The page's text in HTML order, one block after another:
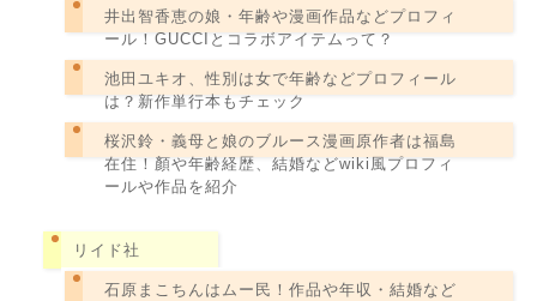
井出智香恵の娘・年齢や漫画作品などプロフィ
ール！GUCCIとコラボアイテムって？
池田ユキオ、性別は女で年齢などプロフィール
は？新作単行本もチェック
桜沢鈴・義母と娘のブルース漫画原作者は福島
在住！顏や年齢経歴、結婚などwiki風プロフィ
ールや作品を紹介
リイド社
石原まこちんはムー民！作品や年収・結婚など